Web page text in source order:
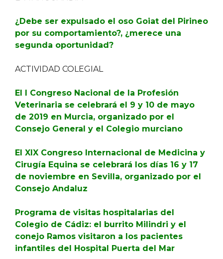
¿Debe ser expulsado el oso Goiat del Pirineo
por su comportamiento?, ¿merece una
segunda oportunidad?
ACTIVIDAD COLEGIAL
El I Congreso Nacional de la Profesión
Veterinaria se celebrará el 9 y 10 de mayo
de 2019 en Murcia, organizado por el
Consejo General y el Colegio murciano
El XIX Congreso Internacional de Medicina y
Cirugía Equina se celebrará los días 16 y 17
de noviembre en Sevilla, organizado por el
Consejo Andaluz
Programa de visitas hospitalarias del
Colegio de Cádiz: el burrito Milindri y el
conejo Ramos visitaron a los pacientes
infantiles del Hospital Puerta del Mar